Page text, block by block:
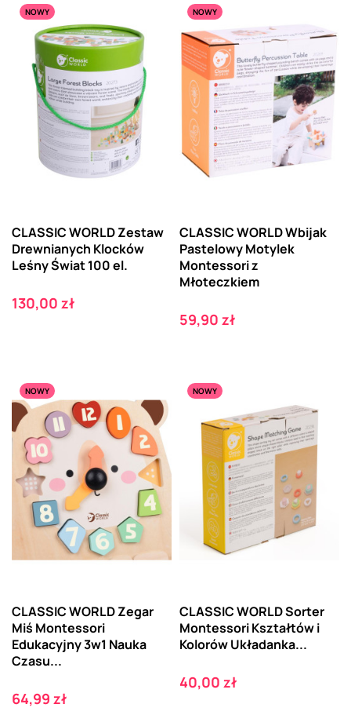
NOWY
CLASSIC WORLD Zestaw
Drewnianych Klocków
Leśny Świat 100 el.
Cena
130,00 zł
NOWY
CLASSIC WORLD Wbijak
Pastelowy Motylek
Montessori z
Młoteczkiem
Cena
59,90 zł
NOWY
CLASSIC WORLD Zegar
Miś Montessori
Edukacyjny 3w1 Nauka
Czasu...
Cena
64,99 zł
NOWY
CLASSIC WORLD Sorter
Montessori Kształtów i
Kolorów Układanka...
Cena
40,00 zł